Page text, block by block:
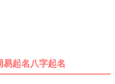
易起名八字起名